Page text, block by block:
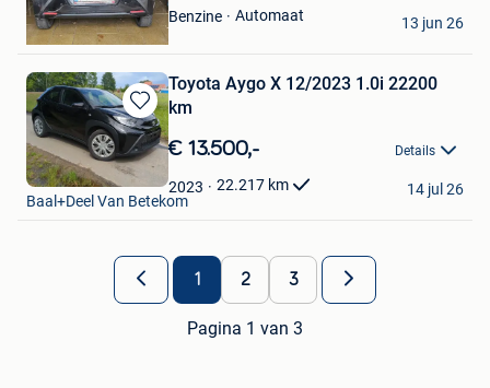
Benzine Automaat
Hamza Ben grade
Geel
13 jun 26
Bewaren
Mijn
Favorieten
Toyota Aygo X 12/2023 1.0i 22200
km
€ 13.500,- Details
2023 22.217 km
6c Automotive
Baal+Deel Van Betekom
14 jul 26
1 2 3
Pagina 1 van 3